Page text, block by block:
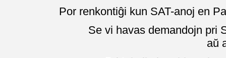
Por renkontiĝi kun SAT-anoj en
Se vi havas demandojn pri
aŭ